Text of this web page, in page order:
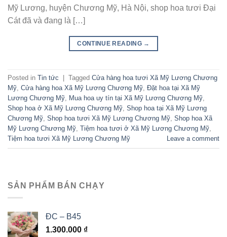
Mỹ Lương, huyện Chương Mỹ, Hà Nội, shop hoa tươi Đại
Cát đã và đang là […]
CONTINUE READING →
Posted in Tin tức Tagged Cửa hàng hoa tươi Xã Mỹ Lương Chương
Mỹ Cửa hàng hoa Xã Mỹ Lương Chương Mỹ Đặt hoa tại Xã Mỹ
Lương Chương Mỹ
Mua hoa uy tín tại Xã Mỹ Lương Chương Mỹ
Shop hoa ở Xã Mỹ Lương Chương Mỹ Shop hoa tại Xã Mỹ Lương
Chương Mỹ Shop hoa tươi Xã Mỹ Lương Chương Mỹ Shop hoa Xã
Mỹ Lương Chương Mỹ Tiệm hoa tươi ở Xã Mỹ Lương Chương Mỹ
Tiệm hoa tươi Xã Mỹ Lương Chương Mỹ
Leave a comment
SẢN PHẨM BÁN CHẠY
ĐC – B45
1.300.000 ₫